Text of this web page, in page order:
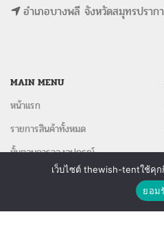
อำเภอบางพลี จังหวัดสมุทรปราก
MAIN MENU
หน้าแรก
รายการสินค้าทั้งหมด
ขั้นตอนการจองอุปกรณ์
เว็บไซต์ thewish-tentใช้คุก
ยอม